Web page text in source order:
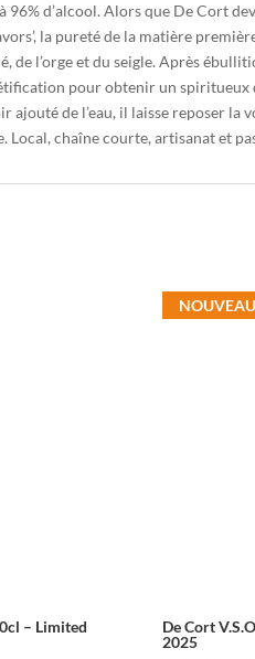
96% d’alcool. Alors que De Cort
la pureté de la matière
de l’orge et du seigle. Après
pour obtenir un spiritueux
ajouté de l’eau, il laisse reposer
Local, chaîne courte, artisanat et
– Limited
De Cort
2025